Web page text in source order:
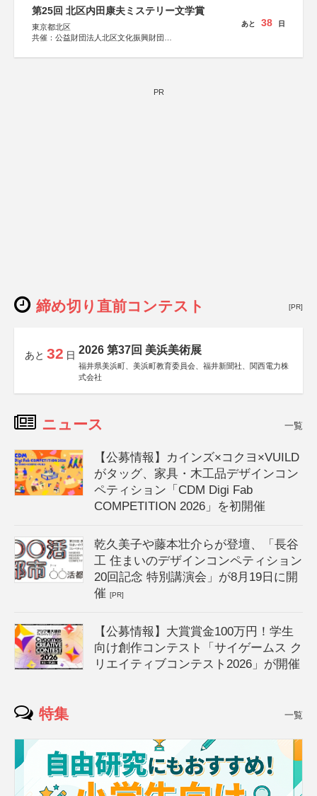
しん生命保険株式会社
第25回 北区内田康夫ミステリー文学賞
東京都北区
共催：公益財団法人北区文化振興財団
協賛：株式会社実業之日本社
あと 38 日
PR
締め切り直前コンテスト [PR]
あと 32 日 2026 第37回 美浜美術展
福井県美浜町、美浜町教育委員会、福井新聞社、関西電力株
式会社
ニュース 一覧
【公募情報】カインズ×コクヨ×VUILD
がタッグ、家具・木工品デザインコン
ペティション「CDM Digi Fab
COMPETITION 2026」を初開催
乾久美子や藤本壮介らが登壇、「長谷
工 住まいのデザインコンペティション
20回記念 特別講演会」が8月19日に開
催[PR]
【公募情報】大賞賞金100万円！学生
向け創作コンテスト「サイゲームス ク
リエイティブコンテスト2026」が開催
特集 一覧